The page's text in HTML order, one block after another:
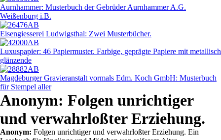
Aurnhammer: Musterbuch der Gebrüder Aurnhammer A.G.
Weißenburg i.B.
Eisengiesserei Ludwigsthal: Zwei Musterbücher.
Luxuspapier: 46 Papiermuster. Farbige, geprägte Papiere mit metallisch
glänzende
Magdeburger Gravieranstalt vormals Edm. Koch GmbH: Musterbuch
für Stempel aller
Anonym: Folgen unrichtiger
und verwahrloßter Erziehung.
Anonym: Folgen unrichtiger und verwahrloßter Erziehung. Ein